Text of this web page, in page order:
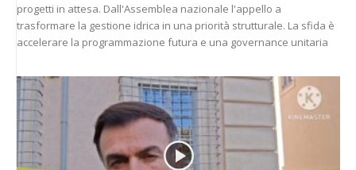
progetti in attesa. Dall'Assemblea nazionale l'appello a
trasformare la gestione idrica in una priorità strutturale. La sfida è
accelerare la programmazione futura e una governance unitaria